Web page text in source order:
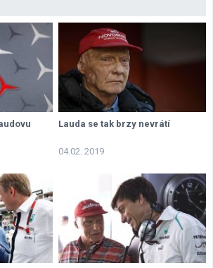
Lauda se tak brzy nevrátí
04.02. 2019